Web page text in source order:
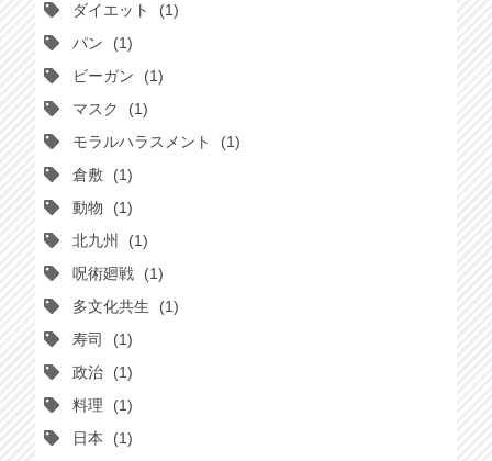
ダイエット
1
パン
1
ビーガン
1
マスク
1
モラルハラスメント
1
倉敷
1
動物
1
北九州
1
呪術廻戦
1
多文化共生
1
寿司
1
政治
1
料理
1
日本
1